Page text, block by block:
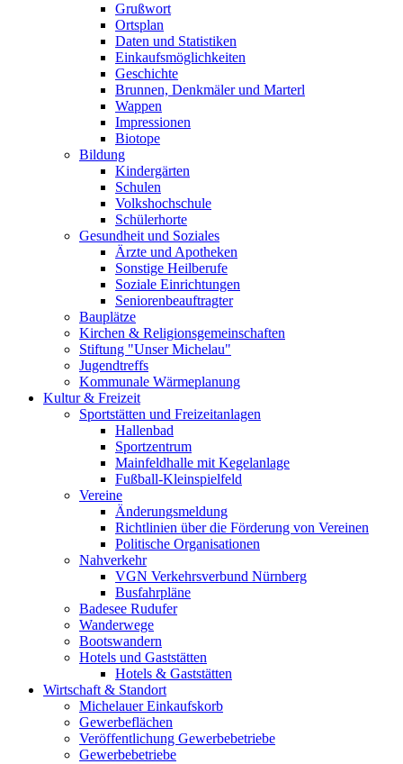
Grußwort
Ortsplan
Daten und Statistiken
Einkaufsmöglichkeiten
Geschichte
Brunnen, Denkmäler und Marterl
Wappen
Impressionen
Biotope
Bildung
Kindergärten
Schulen
Volkshochschule
Schülerhorte
Gesundheit und Soziales
Ärzte und Apotheken
Sonstige Heilberufe
Soziale Einrichtungen
Seniorenbeauftragter
Bauplätze
Kirchen & Religionsgemeinschaften
Stiftung "Unser Michelau"
Jugendtreffs
Kommunale Wärmeplanung
Kultur & Freizeit
Sportstätten und Freizeitanlagen
Hallenbad
Sportzentrum
Mainfeldhalle mit Kegelanlage
Fußball-Kleinspielfeld
Vereine
Änderungsmeldung
Richtlinien über die Förderung von Vereinen
Politische Organisationen
Nahverkehr
VGN Verkehrsverbund Nürnberg
Busfahrpläne
Badesee Rudufer
Wanderwege
Bootswandern
Hotels und Gaststätten
Hotels & Gaststätten
Wirtschaft & Standort
Michelauer Einkaufskorb
Gewerbeflächen
Veröffentlichung Gewerbebetriebe
Gewerbebetriebe